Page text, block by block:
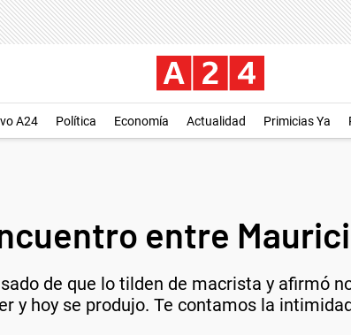
A24 Política Economía Actualidad Primicias Ya
entre
de que lo tilden de macrista y afirmó
y hoy se produjo. Te contamos la